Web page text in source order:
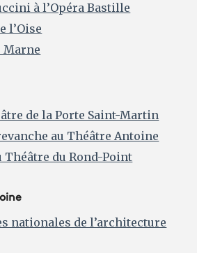
à l’Opéra Bastille
l’Oise
Marne
de la Porte Saint-Martin
au Théâtre Antoine
Théâtre du Rond-Point
nationales de l’architecture